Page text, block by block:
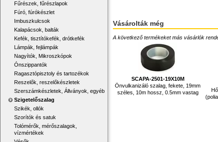
Fűrészek, fűrészlapok
Fúró, fúrókészlet
Imbuszkulcsok
Kalapácsok, balták
Kefék, tisztítókefék, drótkefék
Lámpák, fejlámpák
Nagyítók, Mikroszkópok
Ónszippantók
Ragasztópisztoly és tartozékok
Reszelők, reszelőkészletek
Szerszámkészletek, Állványok, egyéb
Szigetelőszalag
Szikék, ollók
Szorítók és satuk
Tolómérők, mérőszalagok,
vízmértékek
Vásárolták még
A következő termékeket más vásárlók
SCAPA-2501-19X10M
Önvulkanizáló szalag, fekete, 19mm
széles, 10m hossz, 0.5mm vastag